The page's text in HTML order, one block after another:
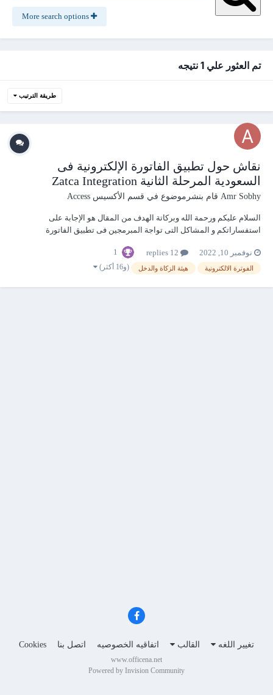
تم العثور علي 1 نتيجه
طريقة الترتيب
نقاش حول تطبيق الفاتورة الإلكترونية فى
السعودية المرحلة الثانية Zatca Integration
Amr Sobhy قام بنشرموضوع في قسم الأكسيس Access
السلام عليكم ورحمة الله وبركاتة الهدف من المقال هو الإجابة على
استفساراتكم و المشاكل التى تواجة المبرمجين فى تطبيق الفاتورة
بموضوع الفاتورة الالكترونية فى السعودية (هيئة الزكاة والدخل ) المرحلة
الثانية يتم تطبيق المرحلة...
نوفمبر 10, 2022 1
الفوترة الالكترونية هيئة الزكاة والدخل (و16 أكثر)
تغيير اللغه القالب اتفاقيه الخصوصيه اتصل بنا Cookies
www.officena.net
Powered by Invision Community